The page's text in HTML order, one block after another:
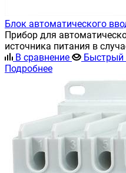
Блок автоматического
Прибор для
источника питания в
В сравнение
Быстрый
Подробнее